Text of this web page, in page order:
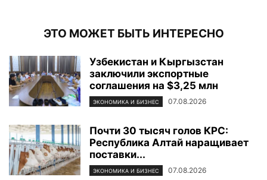
ЭТО МОЖЕТ БЫТЬ ИНТЕРЕСНО
Узбекистан и Кыргызстан
заключили экспортные
соглашения на $3,25 млн
ЭКОНОМИКА И БИЗНЕС 07.08.2026
Почти 30 тысяч голов КРС:
Республика Алтай наращивает
поставки...
ЭКОНОМИКА И БИЗНЕС 07.08.2026